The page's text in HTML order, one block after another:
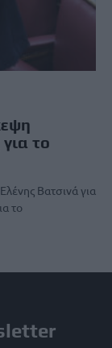
το
Βατσινά για
το